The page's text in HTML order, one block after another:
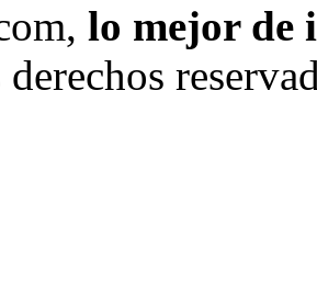
lo mejor de